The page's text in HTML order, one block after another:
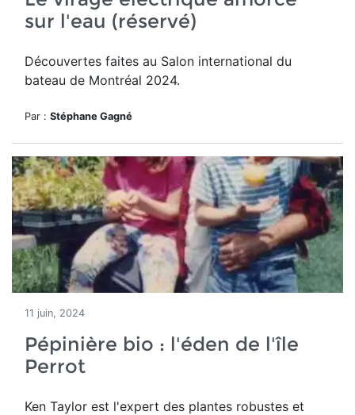
sur l'eau (réservé)
Découvertes faites au Salon international du
bateau de Montréal 2024.
Par : Stéphane Gagné
11 juin, 2024
Pépinière bio : l'éden de l'île
Perrot
Ken Taylor est l'expert des plantes robustes et